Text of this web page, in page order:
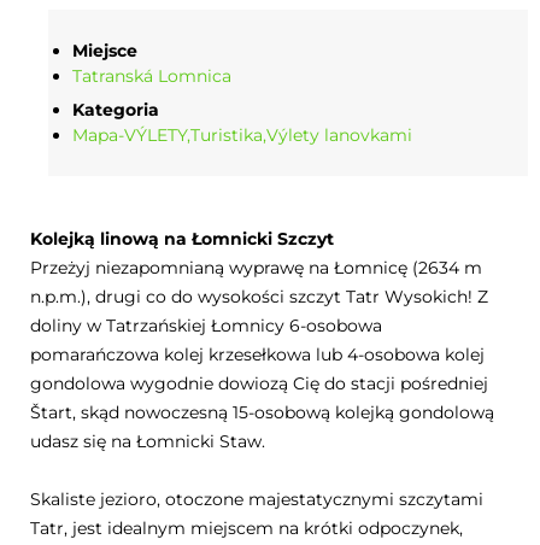
Miejsce
Tatranská Lomnica
Kategoria
Mapa-VÝLETYTuristika Výlety lanovkami
Kolejką linową na Łomnicki Szczyt
Przeżyj niezapomnianą wyprawę na Łomnicę (2634 m
n.p.m.), drugi co do wysokości szczyt Tatr Wysokich! Z
doliny w Tatrzańskiej Łomnicy 6-osobowa
pomarańczowa kolej krzesełkowa lub 4-osobowa kolej
gondolowa wygodnie dowiozą Cię do stacji pośredniej
Štart, skąd nowoczesną 15-osobową kolejką gondolową
udasz się na Łomnicki Staw.
Skaliste jezioro, otoczone majestatycznymi szczytami
Tatr, jest idealnym miejscem na krótki odpoczynek,